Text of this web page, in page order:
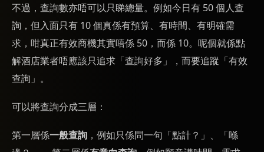
不過，查詢數亦唔可以只睇總量。例如今日有 50 個人查
詢，但入面只有 10 個真係有預算、有時間、有明確需
求，咁真正有效商機其實唔係 50，而係 10。呢個就係點
解酒店業者唔應該只追求「查詢好多」，而要追蹤「有效
查詢」。
可以將查詢分成三層：
第一層係一般查詢 ，例如只係問一句「點計？」、「喺